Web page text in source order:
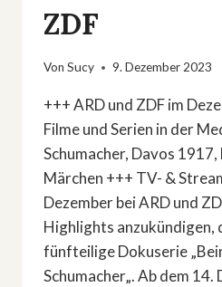
ZDF
Von Sucy 9. Dezember 2023
+++ ARD und ZDF im
Filme und Serien in der
Schumacher, Davos 1917,
Märchen +++ TV- &
Dezember bei ARD und
Highlights anzukündigen,
fünfteilige Dokuserie
Schumacher„. Ab dem 14.